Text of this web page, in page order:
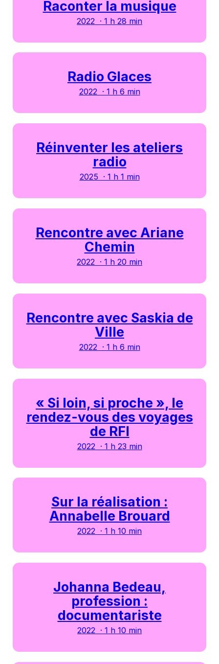
Raconter la musique
2022 · 1 h 28 min
Radio Glaces
2022 · 1 h 6 min
Réinventer les ateliers
radio
2025 · 1 h 1 min
Rencontre avec Ariane
Chemin
2022 · 1 h 20 min
Rencontre avec Saskia de
Ville
2022 · 1 h 6 min
« Si loin, si proche », le
rendez-vous des voyages
de RFI
2022 · 1 h 23 min
Sur la réalisation :
Annabelle Brouard
2022 · 1 h 10 min
Johanna Bedeau,
profession :
documentariste
2022 · 1 h 10 min